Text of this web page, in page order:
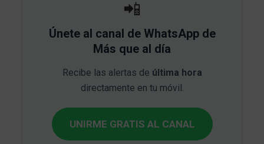
📲
Únete al canal de WhatsApp de
Más que al día
Recibe las alertas de última hora
directamente en tu móvil.
UNIRME GRATIS AL CANAL